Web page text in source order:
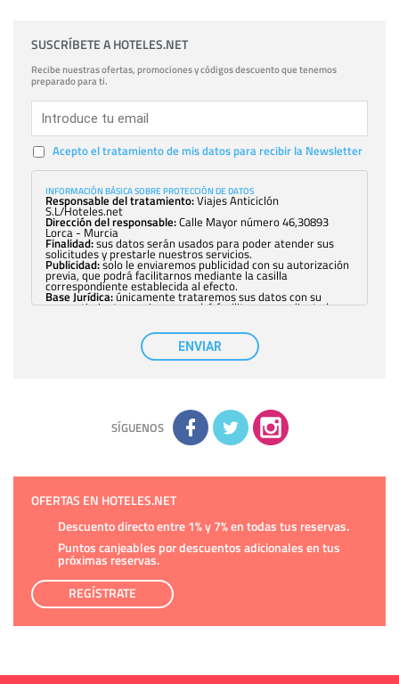
SUSCRÍBETE A HOTELES.NET
Recibe nuestras ofertas, promociones y códigos descuento que tenemos
preparado para ti.
Acepto el tratamiento de mis datos para recibir la Newsletter
INFORMACIÓN BÁSICA SOBRE PROTECCIÓN DE DATOS
Responsable del tratamiento:Viajes Anticiclón
S.L/Hoteles.net
Dirección del responsable:Calle Mayor número 46,30893
Lorca - Murcia
Finalidad:sus datos serán usados para poder atender sus
solicitudes y prestarle nuestros servicios.
Publicidad:solo le enviaremos publicidad con su autorización
previa, que podrá facilitarnos mediante la casilla
correspondiente establecida al efecto.
Base Jurídica:únicamente trataremos sus datos con su
consentimiento previo, que podrá facilitarnos mediante la
con carácter general, sólo el personal de
nuestra entidad que esté debidamente autorizado podrá
tener conocimiento de la información que le pedimos. No se
comunicarán datos a terceros.
adicional y detallada sobre cómo tratamos sus datos en la
política de privacidad
ENVIAR
SÍGUENOS
OFERTAS EN HOTELES.NET
Descuento directo entre 1% y 7% en todas tus reservas.
Puntos canjeables por descuentos adicionales en tus
próximas reservas.
REGÍSTRATE